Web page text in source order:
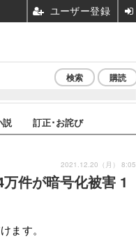
検索 購読
説 訂正･お詫び
件が暗号化被害 1
2021.12.20（月） 8:05
ます。
ユーザー登録